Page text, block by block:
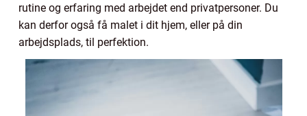
rutine og erfaring med arbejdet end privatpersoner. Du
kan derfor også få malet i dit hjem, eller på din
arbejdsplads, til perfektion.